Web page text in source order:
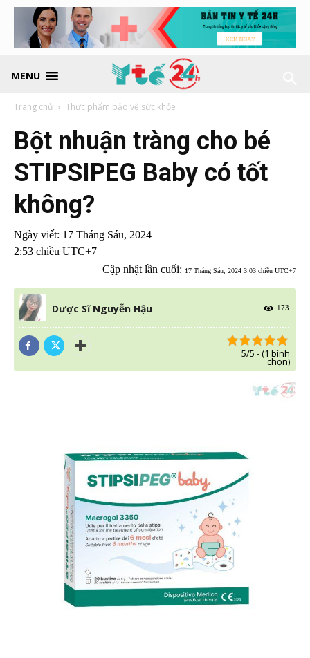
MENU
Trang chủ Thực phẩm bảo vệ sức khỏe
Bột nhuận tràng cho bé
STIPSIPEG Baby có tốt
không?
Ngày viết: 17 Tháng Sáu, 2024
2:53 chiều UTC+7
Cập nhật lần cuối: 17 Tháng Sáu, 2024 3:03 chiều UTC+7
Dược Sĩ Nguyễn Hậu 173
5/5 - (1 bình
chọn)